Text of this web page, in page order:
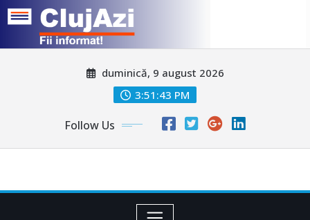
duminică, 9 august 2026
3:51:45 PM
Follow Us